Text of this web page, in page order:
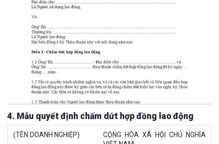
4. Mẫu quyết định chấm dứt hợp đồng lao động
(TÊN DOANH NGHIỆP)
CỘNG HÒA XÃ HỘI CHỦ NGHĨA